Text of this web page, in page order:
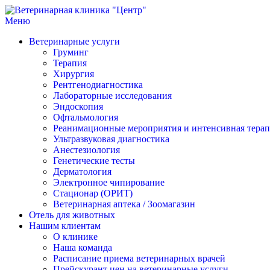
Меню
Ветеринарные услуги
Груминг
Терапия
Хирургия
Рентгенодиагностика
Лабораторные исследования
Эндоскопия
Офтальмология
Реанимационные мероприятия и интенсивная
Ультразвуковая диагностика
Анестезиология
Генетические тесты
Дерматология
Электронное чипирование
Стационар (ОРИТ)
Ветеринарная аптека / Зоомагазин
Отель для животных
Нашим клиентам
О клинике
Наша команда
Расписание приема ветеринарных врачей